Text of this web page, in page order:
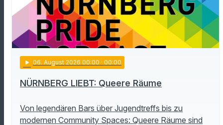
play_arrow 06. August 2026 00:00 · 00:00
NÜRNBERG LIEBT: Queere Räume
Von legendären Bars über Jugendtreffs bis zu
modernen Community Spaces: Queere Räume sind